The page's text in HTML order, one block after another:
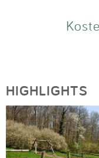
HIGHLIGHTS